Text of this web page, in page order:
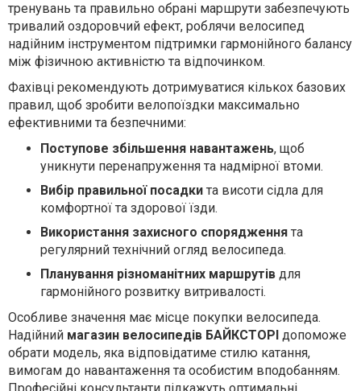
тренувань та правильно обрані маршрути забезпечують
тривалий оздоровчий ефект, роблячи велосипед
надійним інструментом підтримки гармонійного балансу
між фізичною активністю та відпочинком.
Фахівці рекомендують дотримуватися кількох базових
правил, щоб зробити велопоїздки максимально
ефективними та безпечними:
Поступове збільшення навантажень, щоб
уникнути перенапруження та надмірної втоми.
Вибір правильної посадки та висоти сідла для
комфортної та здорової їзди.
Використання захисного спорядження та
регулярний технічний огляд велосипеда.
Планування різноманітних маршрутів для
гармонійного розвитку витривалості.
Особливе значення має місце покупки велосипеда.
Надійний магазин велосипедів БАЙКСТОРІ допоможе
обрати модель, яка відповідатиме стилю катання,
вимогам до навантаження та особистим вподобанням.